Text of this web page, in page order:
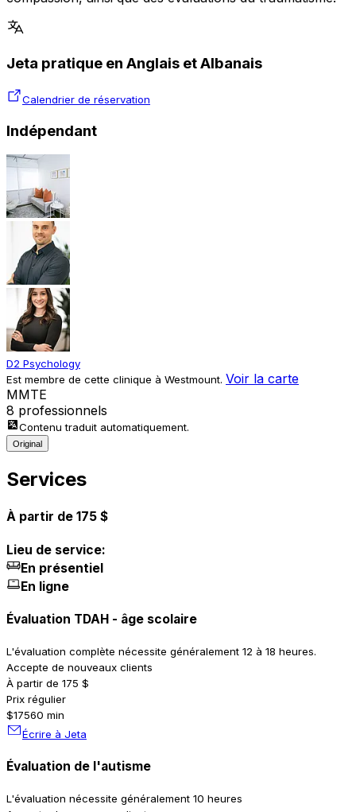
Jeta pratique en Anglais et Albanais
Calendrier de réservation
Indépendant
D2 Psychology
Est membre de cette clinique à Westmount. Voir la carte
MMTE
8 professionnels
Contenu traduit automatiquement.
Original
Services
À partir de 175 $
Lieu de service:
En présentiel
En ligne
Évaluation TDAH - âge scolaire
L'évaluation complète nécessite généralement 12 à 18 heures.
Accepte de nouveaux clients
À partir de 175 $
Prix régulier
$17560 min
Écrire à Jeta
Évaluation de l'autisme
L'évaluation nécessite généralement 10 heures